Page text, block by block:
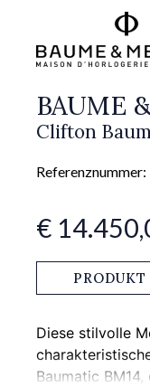
BAUME
Clifton
€
Diese stilvolle
Baumatic